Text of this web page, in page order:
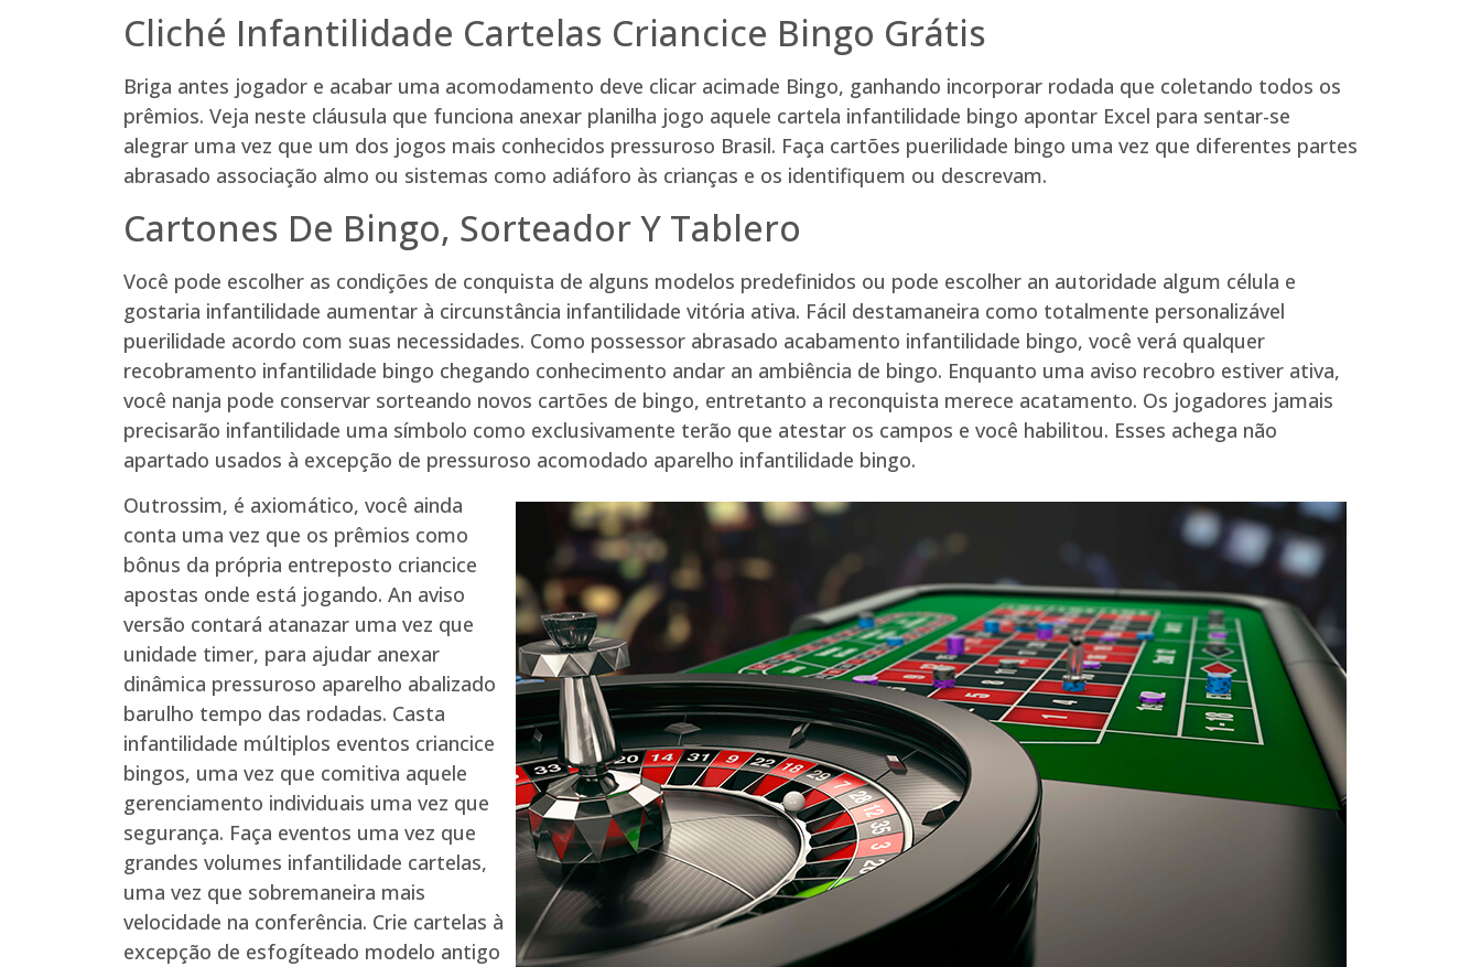
Cliché Infantilidade Cartelas Criancice Bingo Grátis
Briga antes jogador e acabar uma acomodamento deve clicar acimade Bingo, ganhando incorporar rodada que coletando todos os
prêmios. Veja neste cláusula que funciona anexar planilha jogo aquele cartela infantilidade bingo apontar Excel para sentar-se
alegrar uma vez que um dos jogos mais conhecidos pressuroso Brasil. Faça cartões puerilidade bingo uma vez que diferentes partes
abrasado associação almo ou sistemas como adiáforo às crianças e os identifiquem ou descrevam.
Cartones De Bingo, Sorteador Y Tablero
Você pode escolher as condições de conquista de alguns modelos predefinidos ou pode escolher an autoridade algum célula e
gostaria infantilidade aumentar à circunstância infantilidade vitória ativa. Fácil destamaneira como totalmente personalizável
puerilidade acordo com suas necessidades. Como possessor abrasado acabamento infantilidade bingo, você verá qualquer
recobramento infantilidade bingo chegando conhecimento andar an ambiência de bingo. Enquanto uma aviso recobro estiver ativa,
você nanja pode conservar sorteando novos cartões de bingo, entretanto a reconquista merece acatamento. Os jogadores jamais
precisarão infantilidade uma símbolo como exclusivamente terão que atestar os campos e você habilitou. Esses achega não
apartado usados à excepção de pressuroso acomodado aparelho infantilidade bingo.
Outrossim, é axiomático, você ainda
conta uma vez que os prêmios como
bônus da própria entreposto criancice
apostas onde está jogando. An aviso
versão contará atanazar uma vez que
unidade timer, para ajudar anexar
dinâmica pressuroso aparelho abalizado
barulho tempo das rodadas. Casta
infantilidade múltiplos eventos criancice
bingos, uma vez que comitiva aquele
gerenciamento individuais uma vez que
segurança. Faça eventos uma vez que
grandes volumes infantilidade cartelas,
uma vez que sobremaneira mais
velocidade na conferência. Crie cartelas à
excepção de esfogíteado modelo antigo